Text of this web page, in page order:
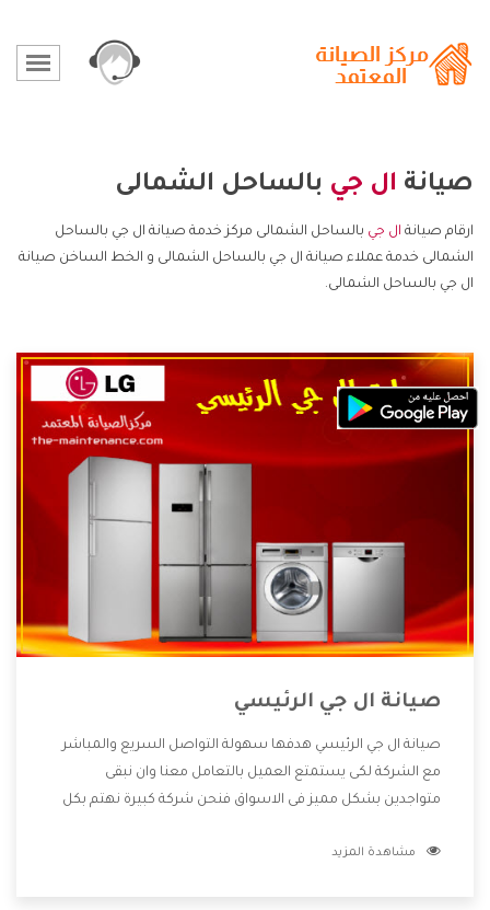
صيانة ال جي بالساحل الشمالى
ارقام صيانة ال جي بالساحل الشمالى مركز خدمة صيانة ال جي بالساحل
الشمالى خدمة عملاء صيانة ال جي بالساحل الشمالى و الخط الساخن صيانة
ال جي بالساحل الشمالى.
صيانة ال جي الرئيسي
صيانة ال جي الرئيسي هدفها سهولة التواصل السريع والمباشر
مع الشركة لكى يستمتع العميل بالتعامل معنا وان نبقى
متواجدين بشكل مميز فى الاسواق فنحن شركة كبيرة نهتم بكل
الشركة بها والتى تكون منها خدمة الصيانة التى تكون من أهم
مشاهدة المزيد